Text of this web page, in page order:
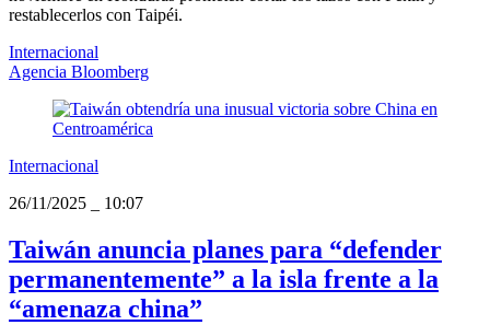
restablecerlos con Taipéi.
Internacional
Agencia Bloomberg
Internacional
26/11/2025
10:07
Taiwán anuncia planes para “defender
permanentemente” a la isla frente a la
“amenaza china”